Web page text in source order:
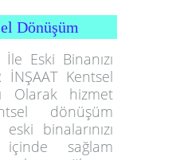
Dönüşüm
Eski Binanızı
İNŞAAT Kentsel
Olarak hizmet
dönüşüm
binalarınızı
sağlam